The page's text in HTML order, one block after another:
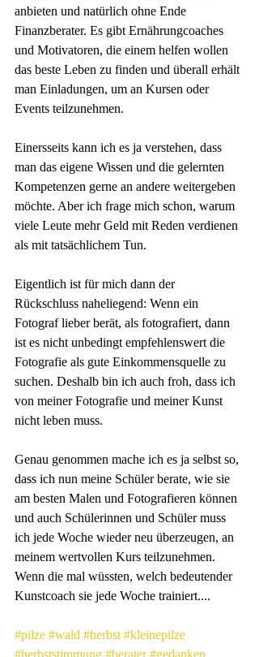
anbieten und natürlich ohne Ende
Finanzberater. Es gibt Ernährungcoaches
und Motivatoren, die einem helfen wollen
das beste Leben zu finden und überall erhält
man Einladungen, um an Kursen oder
Events teilzunehmen.
Einersseits kann ich es ja verstehen, dass
man das eigene Wissen und die gelernten
Kompetenzen gerne an andere weitergeben
möchte. Aber ich frage mich schon, warum
viele Leute mehr Geld mit Reden verdienen
als mit tatsächlichem Tun.
Eigentlich ist für mich dann der
Rückschluss naheliegend: Wenn ein
Fotograf lieber berät, als fotografiert, dann
ist es nicht unbedingt empfehlenswert die
Fotografie als gute Einkommensquelle zu
suchen. Deshalb bin ich auch froh, dass ich
von meiner Fotografie und meiner Kunst
nicht leben muss.
Genau genommen mache ich es ja selbst so,
dass ich nun meine Schüler berate, wie sie
am besten Malen und Fotografieren können
und auch Schülerinnen und Schüler muss
ich jede Woche wieder neu überzeugen, an
meinem wertvollen Kurs teilzunehmen.
Wenn die mal wüssten, welch bedeutender
Kunstcoach sie jede Woche trainiert....
#pilze #wald #herbst #kleinepilze